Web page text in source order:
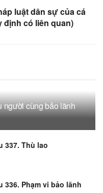
luật dân sự của cá
định có liên quan)
người cùng bảo lãnh
337. Thù lao
336. Phạm vi bảo lãnh